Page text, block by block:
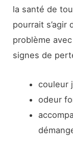
la santé de
pourrait s’agir
problème
signes de
couleur
odeur